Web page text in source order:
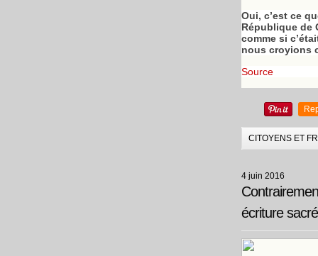
Oui, c’est ce
République de
comme si
nous croyions
Source
CITOYENS ET
4 juin 2016
écriture